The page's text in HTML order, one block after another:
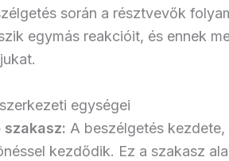
során a résztvevők
egymás reakcióit, és ennek
egységei
szakasz: A beszélgetés
kezdődik. Ez a szakasz